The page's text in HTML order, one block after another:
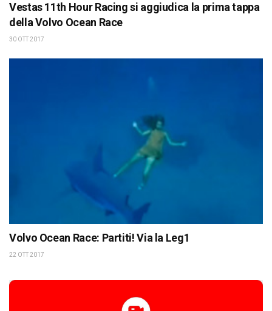
Vestas 11th Hour Racing si aggiudica la prima tappa
della Volvo Ocean Race
30 OTT 2017
Volvo Ocean Race: Partiti! Via la Leg1
22 OTT 2017